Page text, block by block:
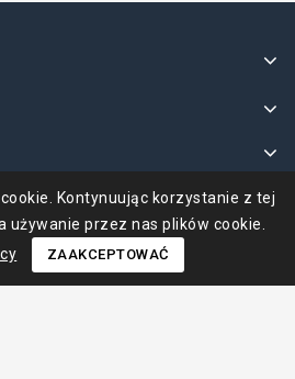
Kontynuując korzystanie z tej
używanie przez nas plików cookie.
ZAAKCEPTOWAĆ